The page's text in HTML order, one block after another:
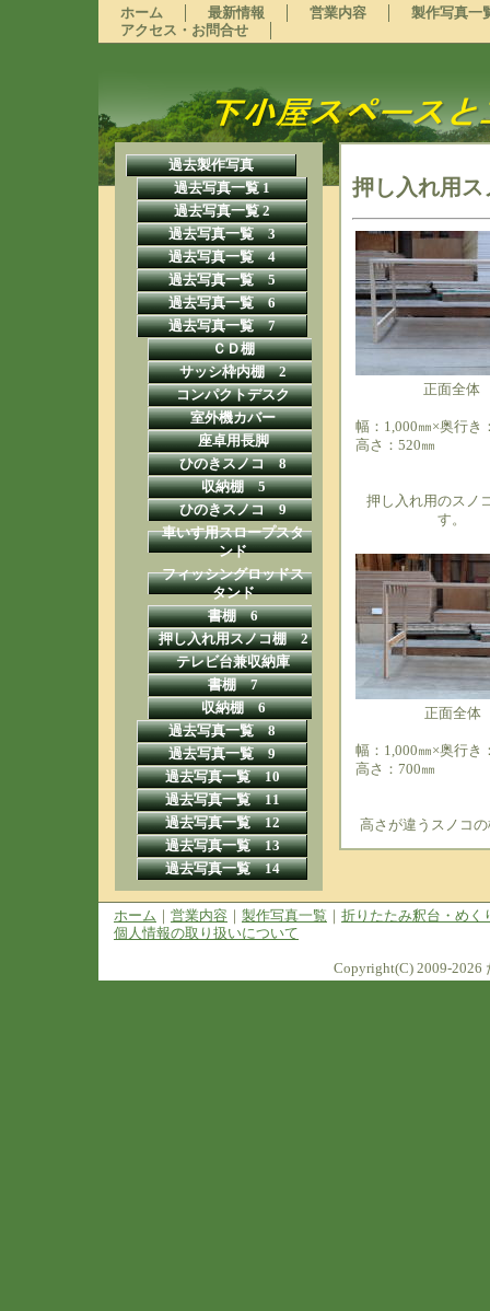
ホーム 最新情報 営業内容
製作写真一
アクセス・お問合せ
過去製作写真
過去写真一覧 1
過去写真一覧 2
過去写真一覧 3
過去写真一覧 4
過去写真一覧 5
過去写真一覧 6
過去写真一覧 7
ＣＤ棚
サッシ枠内棚 2
コンパクトデスク
室外機カバー
座卓用長脚
ひのきスノコ 8
収納棚 5
ひのきスノコ 9
車いす用スロープスタ
ンド
フィッシングロッドス
タンド
書棚 6
押し入れ用スノコ棚 2
テレビ台兼収納庫
書棚 7
収納棚 6
過去写真一覧 8
過去写真一覧 9
過去写真一覧 10
過去写真一覧 11
過去写真一覧 12
過去写真一覧 13
過去写真一覧 14
押し入れ用
正面全体
幅：1,000㎜×奥行き
高さ：520㎜
押し入れ用のスノ
す。
正面全体
幅：1,000㎜×奥行き
高さ：700㎜
高さが違うスノコ
ホーム ｜ 営業内容 ｜ 製作写真一覧 ｜ 折りたたみ釈台・めく
個人情報の取り扱いについて
Copyright(C) 2009-